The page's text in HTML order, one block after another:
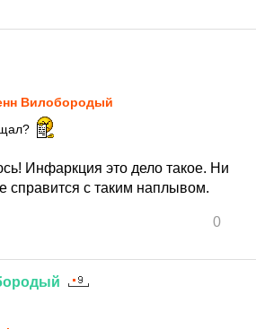
Вилобородый
Инфаркция это дело такое. Ни
справится с таким наплывом.
0